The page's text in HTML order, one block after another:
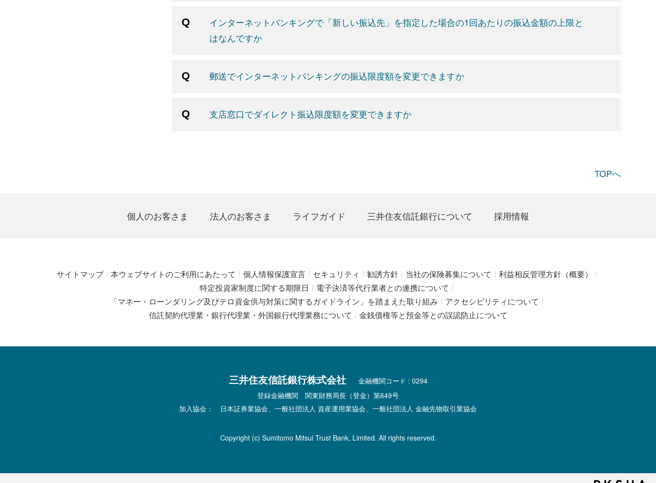
インターネットバンキングで「新しい振込先」を指定した場合の1回あたりの振込金額の上限と
はなんですか
郵送でインターネットバンキングの振込限度額を変更できますか
支店窓口でダイレクト振込限度額を変更できますか
TOPへ
個人のお客さま 法人のお客さま ライフガイド 三井住友信託銀行について 採用情報
サイトマップ 本ウェブサイトのご利用にあたって 個人情報保護宣言 セキュリティ 勧誘方針 当社の保険募集について
利益相反管理方針（概要）
特定投資家制度に関する期限日
電子決済等代行業者との連携について
「マネー・ローンダリング及びテロ資金供与対策に関するガイドライン」を踏まえた取り組み
アクセシビリティについて
信託契約代理業・銀行代理業・外国銀行代理業務について
金銭債権等と預金等との誤認防止について
三井住友信託銀行株式会社
金融機関コード : 0294
登録金融機関 関東財務局長（登金）第649号
加入協会： 日本証券業協会、一般社団法人 資産運用業協会、一般社団法人 金融先物取引業協会
Copyright (c) Sumitomo Mitsui Trust Bank, Limited. All rights reserved.